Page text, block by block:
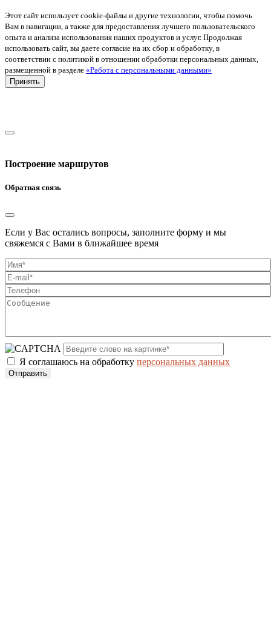
Этот сайт использует cookie-файлы и другие технологии, чтобы помочь
Вам в навигации, а также для предоставления лучшего пользовательского
опыта и анализа использования наших продуктов и услуг. Продолжая
использовать сайт, вы даете согласие на их сбор и обработку, в
соответствии с политикой в отношении обработки персональных данных,
размещенной в разделе «Работа с персональными данными»
Принять
Построение маршрутов
Обратная связь
Если у Вас остались вопросы, заполните форму и мы
свяжемся с Вами в ближайшее время
Я соглашаюсь на обработку персональных данных